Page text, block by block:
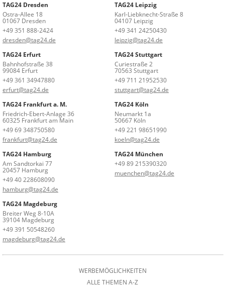
TAG24 Dresden
Ostra-Allee 18
01067 Dresden
+49 351 888-2424
dresden@tag24.de
TAG24 Leipzig
Karl-Liebknecht-Straße 8
04107 Leipzig
+49 341 24250430
leipzig@tag24.de
TAG24 Erfurt
Bahnhofstraße 38
99084 Erfurt
+49 361 34947880
erfurt@tag24.de
TAG24 Stuttgart
Curiestraße 2
70563 Stuttgart
+49 711 21952530
stuttgart@tag24.de
TAG24 Frankfurt a. M.
Friedrich-Ebert-Anlage 36
60325 Frankfurt am Main
+49 69 348750580
frankfurt@tag24.de
TAG24 Köln
Neumarkt 1a
50667 Köln
+49 221 98651990
koeln@tag24.de
TAG24 Hamburg
Am Sandtorkai 77
20457 Hamburg
+49 40 228608090
hamburg@tag24.de
TAG24 München
+49 89 215390320
muenchen@tag24.de
TAG24 Magdeburg
Breiter Weg 8-10A
39104 Magdeburg
+49 391 50548260
magdeburg@tag24.de
WERBEMÖGLICHKEITEN
ALLE THEMEN A-Z